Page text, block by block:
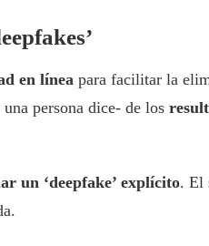
en línea para facilitar la
persona dice- de los
un ‘deepfake’ explícito. El